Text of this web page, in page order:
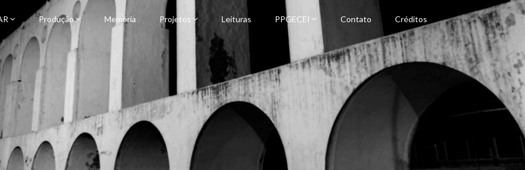
Produção Memória Projetos Leituras PPGECEI Contato Créditos
e Representação